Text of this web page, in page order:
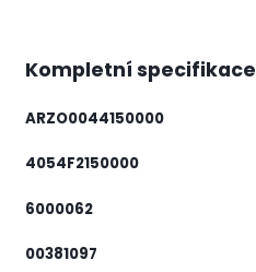
Kompletní specifikace
ARZO0044150000
4054F2150000
6000062
00381097